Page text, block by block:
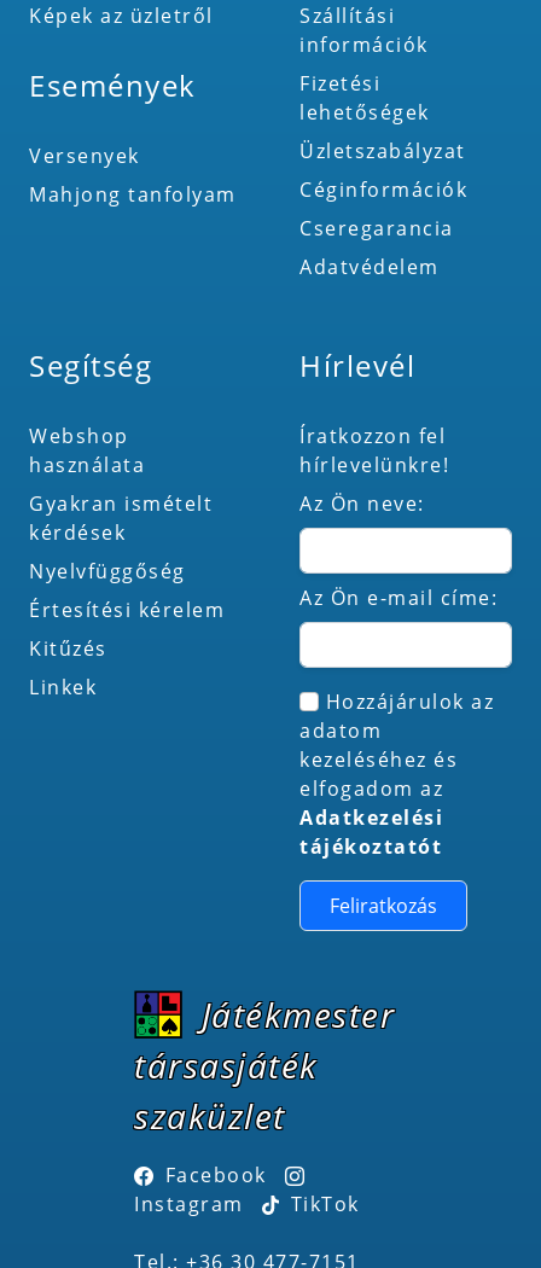
Képek az üzletről
Események
Versenyek
Mahjong tanfolyam
Szállítási
információk
Fizetési
lehetőségek
Üzletszabályzat
Céginformációk
Cseregarancia
Adatvédelem
Segítség
Webshop
használata
Gyakran ismételt
kérdések
Nyelvfüggőség
Értesítési kérelem
Kitűzés
Linkek
Hírlevél
Íratkozzon fel
hírlevelünkre!
Az Ön neve:
Az Ön e-mail címe:
Hozzájárulok az
adatom
kezeléséhez és
elfogadom az
Adatkezelési
tájékoztatót
Feliratkozás
Játékmester
társasjáték
szaküzlet
Facebook
Instagram
TikTok
Tel.: +36 30 477-7151